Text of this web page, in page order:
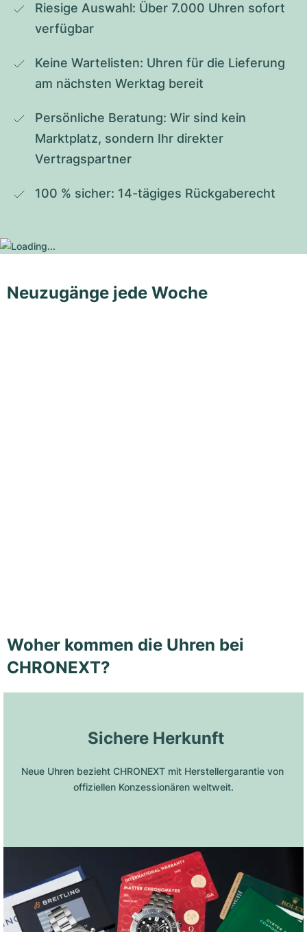
Riesige Auswahl: Über 7.000 Uhren sofort
verfügbar
Keine Wartelisten: Uhren für die Lieferung
am nächsten Werktag bereit
Persönliche Beratung: Wir sind kein
Marktplatz, sondern Ihr direkter
Vertragspartner
100 % sicher: 14-tägiges Rückgaberecht
Neuzugänge jede Woche
Woher kommen die Uhren bei
CHRONEXT?
Sichere Herkunft
Neue Uhren bezieht CHRONEXT mit Herstellergarantie von
offiziellen Konzessionären weltweit.